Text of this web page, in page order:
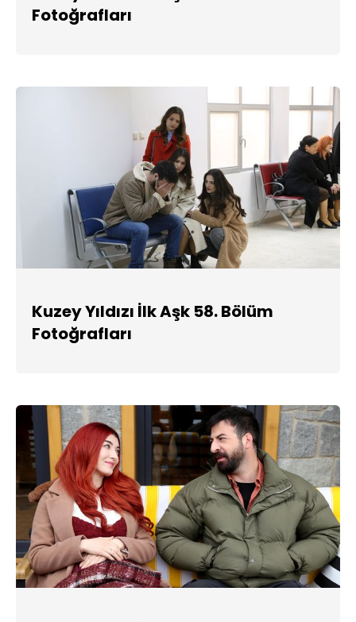
Fotoğrafları
Kuzey Yıldızı İlk Aşk 58. Bölüm
Fotoğrafları